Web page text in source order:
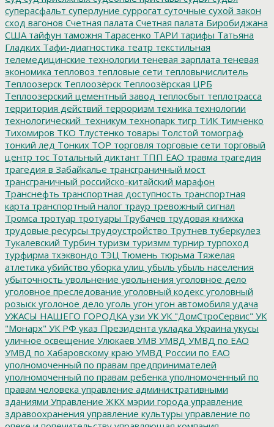
суперасфальт суперлуние суррогат суточные сухой закон
сход вагонов Счетная палата Счетная палата Биробиджана
США тайфун таможня Тарасенко ТАРИ тарифы Татьяна
Гладких Тафи-диагностика театр текстильная
телемедицинские технологии теневая зарплата теневая
экономика тепловоз тепловые сети тепловычислитель
Теплоозерск Теплоозёрск Теплоозёрская ЦРБ
Теплоозерский цементный завод теплосбыт теплотрасса
территория действий терроризм техника технологии
технологический_техникум технопарк тигр ТИК Тимченко
Тихомиров ТКО Тлустенко товары Толстой томограф
тонкий лед Тонких ТОР торговля торговые сети торговый
центр тос Тотальный диктант ТПП ЕАО травма трагедия
трагедия в Забайкалье трансграничный мост
трансграничный российско-китайский марафон
Транснефть транспортная доступность транспортная
карта транспортный налог траур тревожный сигнал
Тромса тротуар тротуары Трубачев трудовая книжка
трудовые ресурсы трудоустройство Трутнев туберкулез
Тукалевский Турбин туризм туризмм турнир турпоход
турфирма тхэквондо ТЭЦ Тюмень тюрьма Тяжелая
атлетика убийство уборка улиц убыль убыль населения
убыточность увольнение увольнения уголовное дело
уголовное преследование уголовный кодекс уголовный
розыск уголоное дело уголь угон угон автомобиля удача
УЖАСЫ НАШЕГО ГОРОДКА узи УК УК "ДомСтроСервис" УК
"Монарх" УК РФ указ Президента укладка Украина укусы
уличное освещение Улюкаев УМВ УМВД УМВД по ЕАО
УМВД по Хабаровскому краю УМВД России по ЕАО
уполномоченный по правам предпринимателей
уполномоченный по правам ребенка уполномоченный по
правам человека управление административными
зданиями Управление ЖКХ мэрии города управление
здравоохранения управление культуры управление по